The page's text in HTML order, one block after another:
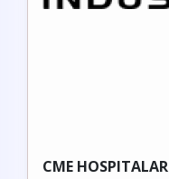
CME HOSPITALAR